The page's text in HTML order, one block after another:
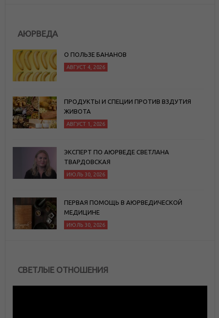
АЮРВЕДА
О ПОЛЬЗЕ БАНАНОВ
АВГУСТ 4, 2026
ПРОДУКТЫ И СПЕЦИИ ПРОТИВ ВЗДУТИЯ
ЖИВОТА
АВГУСТ 1, 2026
ЭКСПЕРТ ПО АЮРВЕДЕ СВЕТЛАНА
ТВАРДОВСКАЯ
ИЮЛЬ 30, 2026
ПЕРВАЯ ПОМОЩЬ В АЮРВЕДИЧЕСКОЙ
МЕДИЦИНЕ
ИЮЛЬ 30, 2026
СВЕТЛЫЕ ОТНОШЕНИЯ